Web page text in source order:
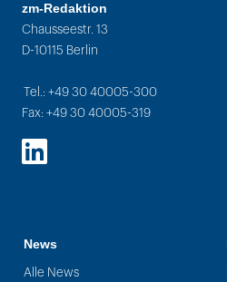
zm-Redaktion
Chausseestr. 13
D-10115 Berlin
Tel.: +49 30 40005-300
Fax: +49 30 40005-319
LinkedIn
News
Alle News